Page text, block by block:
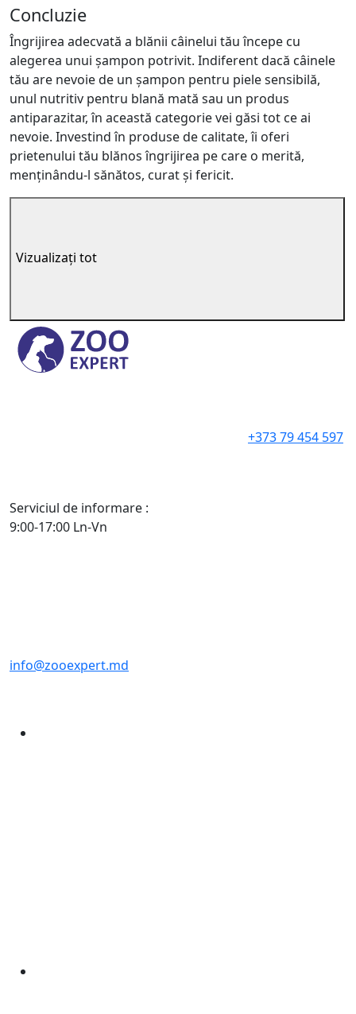
Concluzie
Îngrijirea adecvată a blănii câinelui tău începe cu
alegerea unui șampon potrivit. Indiferent dacă câinele
tău are nevoie de un șampon pentru piele sensibilă,
unul nutritiv pentru blană mată sau un produs
antiparazitar, în această categorie vei găsi tot ce ai
nevoie. Investind în produse de calitate, îi oferi
prietenului tău blănos îngrijirea pe care o merită,
menținându-l sănătos, curat și fericit.
Vizualizați tot
+373 79 454 597
Serviciul de informare :
9:00-17:00 Ln-Vn
info@zooexpert.md